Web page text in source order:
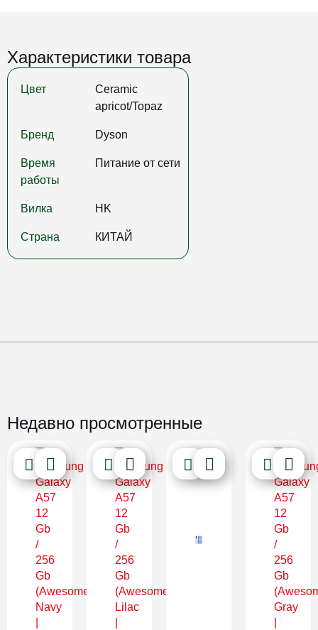
Характеристики товара
Цвет
Ceramic
apricot/Topaz
Бренд Dyson
Время
работы
Питание от сети
Вилка HK
Страна КИТАЙ
Недавно просмотренные